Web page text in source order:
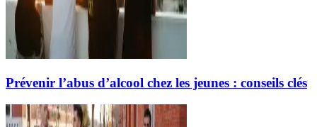
Prévenir l’abus d’alcool chez les jeunes : conseils clés